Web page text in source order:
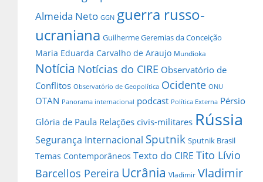
Almeida Neto GGN guerra russo-
ucraniana Guilherme Geremias da Conceição
Maria Eduarda Carvalho de Araujo Mundioka
Notícia Notícias do CIRE Observatório de
Conflitos Observatório de Geopolítica Ocidente ONU
OTAN Panorama internacional podcast Política Externa Pérsio
Glória de Paula Relações civis-militares Rússia
Segurança Internacional Sputnik Sputnik Brasil
Temas Contemporâneos Texto do CIRE Tito Lívio
Barcellos Pereira Ucrânia Vladimir Vladimir